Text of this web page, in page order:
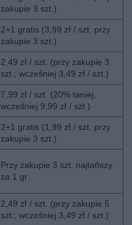
zakupie 3 szt.)
2+1 gratis (3,99 zł / szt. przy
zakupie 3 szt.)
2,49 zł / szt. (przy zakupie 3
szt.; wcześniej 3,49 zł / szt.)
7,99 zł / szt. (20% taniej,
wcześniej 9,99 zł / szt.)
2+1 gratis (1,99 zł / szt. przy
zakupie 3 szt.)
Przy zakupie 3 szt. najtańszy
za 1 gr
2,49 zł / szt. (przy zakupie 5
szt.; wcześniej 3,49 zł / szt.)